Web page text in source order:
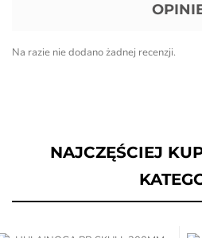
Na razie nie dodano żadnej recenzji.
NAJCZĘŚCIEJ